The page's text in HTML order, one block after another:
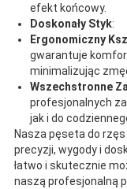
efekt końcowy.
Doskonały Styk:
Ergonomiczny
gwarantuje
minimalizując
Wszechstronne
profesjonalnych
jak i do
Nasza pęseta do
precyzji, wygody i
łatwo i skutecznie
naszą profesjonalną